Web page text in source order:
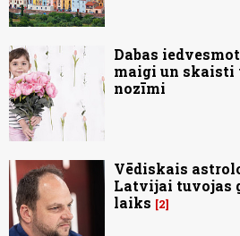
Dabas
maigi un skaisti
nozīmi
Vēdiskais
Latvijai tuvojas
laiks
2